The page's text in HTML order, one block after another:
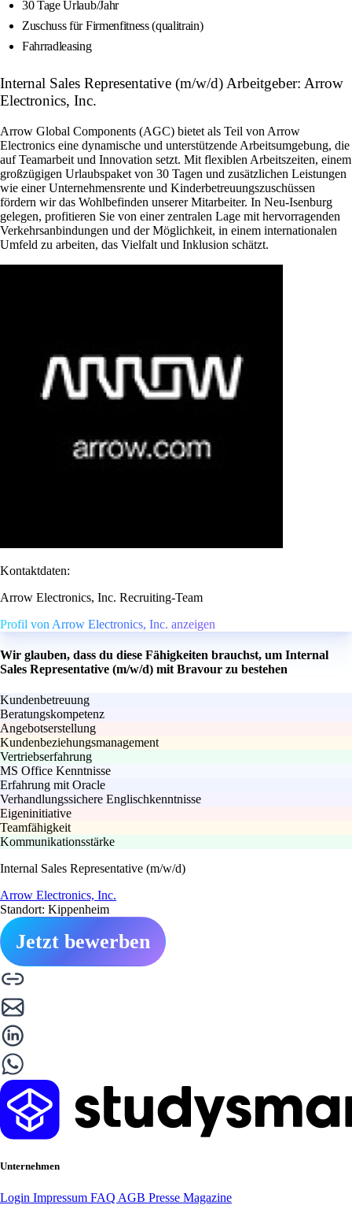
30 Tage Urlaub/Jahr
Zuschuss für Firmenfitness (qualitrain)
Fahrradleasing
Internal Sales Representative (m/w/d) Arbeitgeber: Arrow
Electronics, Inc.
Arrow Global Components (AGC) bietet als Teil von Arrow
Electronics eine dynamische und unterstützende Arbeitsumgebung, die
auf Teamarbeit und Innovation setzt. Mit flexiblen Arbeitszeiten, einem
großzügigen Urlaubspaket von 30 Tagen und zusätzlichen Leistungen
wie einer Unternehmensrente und Kinderbetreuungszuschüssen
fördern wir das Wohlbefinden unserer Mitarbeiter. In Neu-Isenburg
gelegen, profitieren Sie von einer zentralen Lage mit hervorragenden
Verkehrsanbindungen und der Möglichkeit, in einem internationalen
Umfeld zu arbeiten, das Vielfalt und Inklusion schätzt.
Kontaktdaten:
Arrow Electronics, Inc. Recruiting-Team
Profil von Arrow Electronics, Inc. anzeigen
Wir glauben, dass du diese Fähigkeiten brauchst, um Internal
Sales Representative (m/w/d) mit Bravour zu bestehen
Kundenbetreuung
Beratungskompetenz
Angebotserstellung
Kundenbeziehungsmanagement
Vertriebserfahrung
MS Office Kenntnisse
Erfahrung mit Oracle
Verhandlungssichere Englischkenntnisse
Eigeninitiative
Teamfähigkeit
Kommunikationsstärke
Internal Sales Representative (m/w/d)
Arrow Electronics, Inc.
Standort: Kippenheim
Jetzt bewerben
Unternehmen
Login Impressum FAQ AGB Presse Magazine